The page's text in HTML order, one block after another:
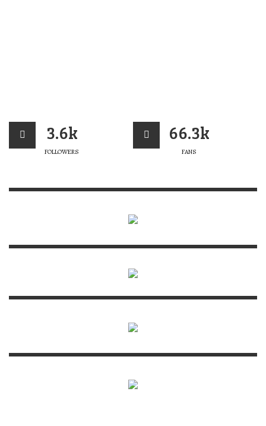
3.6k
FOLLOWERS
66.3k
FANS